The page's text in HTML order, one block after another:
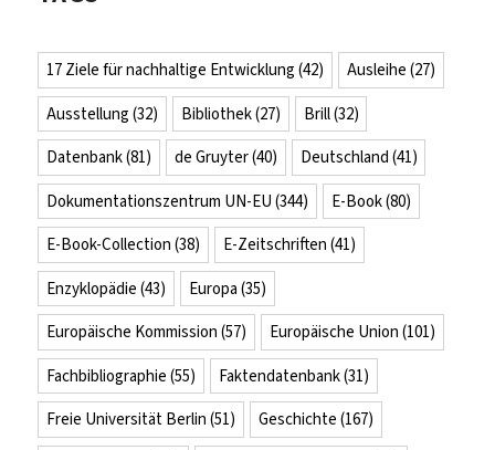
17 Ziele für nachhaltige Entwicklung (42) Ausleihe (27)
Ausstellung (32) Bibliothek(27) Brill(32)
Datenbank(81) de Gruyter(40) Deutschland (41)
Dokumentationszentrum UN-EU (344) E-Book(80)
E-Book-Collection (38) E-Zeitschriften (41)
Enzyklopädie (43) Europa (35)
Europäische Kommission (57) Europäische Union (101)
Fachbibliographie (55) Faktendatenbank(31)
Freie Universität Berlin (51) Geschichte (167)